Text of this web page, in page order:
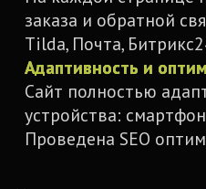
Цены
Портфолио
Блог
Контакты
Лендинг
Корпоративный сайт
Интернет-магазин
Редизайн сайта
Сайт для онлайн школ
Сайт для
строительства и